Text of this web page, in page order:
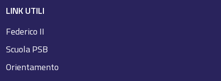
LINK UTILI
Federico II
Scuola PSB
Orientamento